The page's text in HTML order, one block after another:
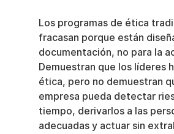
Los programas de ética
fracasan porque están
documentación, no para la
Demuestran que los líderes
ética, pero no demuestran
empresa pueda detectar
tiempo, derivarlos a las
adecuadas y actuar sin